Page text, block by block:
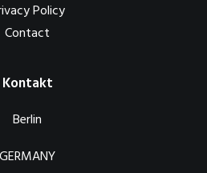
Policy
Contact
Kontakt
Berlin
GERMANY